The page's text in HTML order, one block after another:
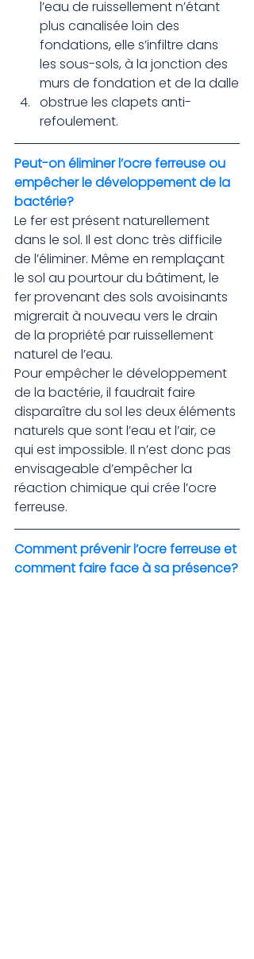
l’eau de ruissellement n’étant
plus canalisée loin des
fondations, elle s’infiltre dans
les sous-sols, à la jonction des
murs de fondation et de la dalle
obstrue les clapets anti-
refoulement.
Peut-on éliminer l’ocre ferreuse ou
empêcher le développement de la
bactérie?
Le fer est présent naturellement
dans le sol. Il est donc très difficile
de l’éliminer. Même en remplaçant
le sol au pourtour du bâtiment, le
fer provenant des sols avoisinants
migrerait à nouveau vers le drain
de la propriété par ruissellement
naturel de l’eau.
Pour empêcher le développement
de la bactérie, il faudrait faire
disparaître du sol les deux éléments
naturels que sont l’eau et l’air, ce
qui est impossible. Il n’est donc pas
envisageable d’empêcher la
réaction chimique qui crée l’ocre
ferreuse.
Comment prévenir l’ocre ferreuse et
comment faire face à sa présence?